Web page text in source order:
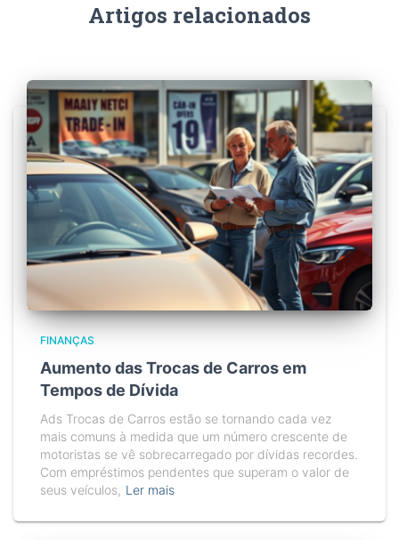
Artigos relacionados
FINANÇAS
Aumento das Trocas de Carros em
Tempos de Dívida
Ads Trocas de Carros estão se tornando cada vez
mais comuns à medida que um número crescente de
motoristas se vê sobrecarregado por dívidas recordes.
Com empréstimos pendentes que superam o valor de
seus veículos, Ler mais